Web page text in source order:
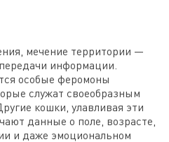
мечение территории —
информации.
особые феромоны
служат своеобразным
кошки, улавливая эти
данные о поле, возрасте,
и даже эмоциональном